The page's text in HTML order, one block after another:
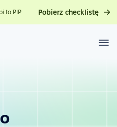
to PIP Pobierz checklistę